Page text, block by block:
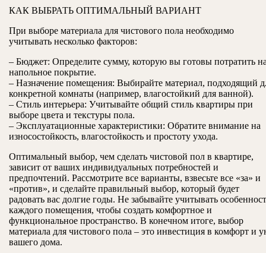
КАК ВЫБРАТЬ ОПТИМАЛЬНЫЙ ВАРИАНТ
При выборе материала для чистового пола необходимо
учитывать несколько факторов:
– Бюджет: Определите сумму, которую вы готовы потратить
напольное покрытие.
– Назначение помещения: Выбирайте материал, подходящий
конкретной комнаты (например, влагостойкий для ванной).
– Стиль интерьера: Учитывайте общий стиль квартиры при
выборе цвета и текстуры пола.
– Эксплуатационные характеристики: Обратите внимание на
износостойкость, влагостойкость и простоту ухода.
Оптимальный выбор, чем сделать чистовой пол в квартире,
зависит от ваших индивидуальных потребностей и
предпочтений. Рассмотрите все варианты, взвесьте все «за» и
«против», и сделайте правильный выбор, который будет
радовать вас долгие годы. Не забывайте учитывать
каждого помещения, чтобы создать комфортное и
функциональное пространство. В конечном итоге, выбор
материала для чистового пола – это инвестиция в комфорт и
вашего дома.